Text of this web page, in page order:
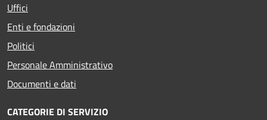
Uffici
Enti e fondazioni
Politici
Personale Amministrativo
Documenti e dati
CATEGORIE DI SERVIZIO